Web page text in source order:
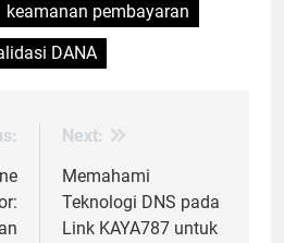
keamanan pembayaran
DANA
Next:
Memahami
Teknologi DNS pada
Link KAYA787 untuk